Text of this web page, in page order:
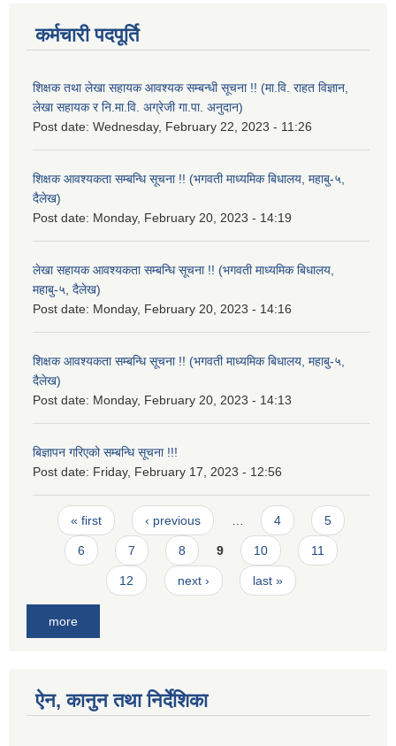
कर्मचारी पदपूर्ति
शिक्षक तथा लेखा सहायक आवश्यक सम्बन्धी सूचना !! (मा.वि. राहत विज्ञान,
लेखा सहायक र नि.मा.वि. अग्रेजी गा.पा. अनुदान)
Post date: Wednesday, February 22, 2023 - 11:26
शिक्षक आवश्यकता सम्बन्धि सूचना !! (भगवती माध्यमिक बिधालय, महाबु-५,
दैलेख)
Post date: Monday, February 20, 2023 - 14:19
लेखा सहायक आवश्यकता सम्बन्धि सूचना !! (भगवती माध्यमिक बिधालय,
महाबु-५, दैलेख)
Post date: Monday, February 20, 2023 - 14:16
शिक्षक आवश्यकता सम्बन्धि सूचना !! (भगवती माध्यमिक बिधालय, महाबु-५,
दैलेख)
Post date: Monday, February 20, 2023 - 14:13
बिज्ञापन गरिएको सम्बन्धि सूचना !!!
Post date: Friday, February 17, 2023 - 12:56
Pages
« first ‹ previous 4 5
6 7 8 9 10 11
12 next › last »
more
ऐन, कानुन तथा निर्देशिका